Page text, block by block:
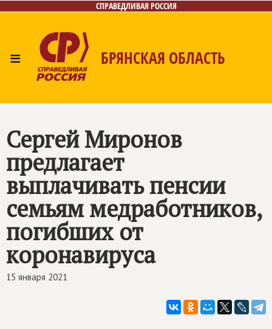
СПРАВЕДЛИВАЯ РОССИЯ
≡ БРЯНСКАЯ ОБЛАСТЬ
Сергей Миронов
предлагает
выплачивать пенсии
семьям медработников,
погибших от
коронавируса
15 января 2021